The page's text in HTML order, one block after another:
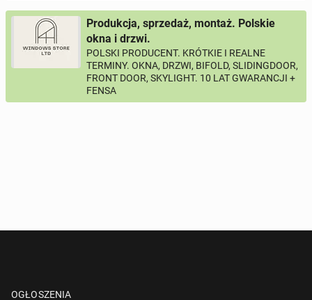
Produkcja, sprzedaż, montaż. Polskie
okna i drzwi.
POLSKI PRODUCENT. KRÓTKIE I REALNE
TERMINY. OKNA, DRZWI, BIFOLD, SLIDINGDOOR,
FRONT DOOR, SKYLIGHT. 10 LAT GWARANCJI +
FENSA
OGŁOSZENIA